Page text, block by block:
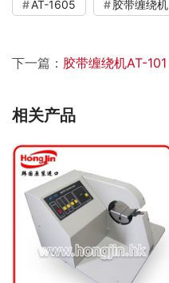
AT-1605 胶带缠绕机
下一篇： 胶带缠绕机AT-101
相关产品